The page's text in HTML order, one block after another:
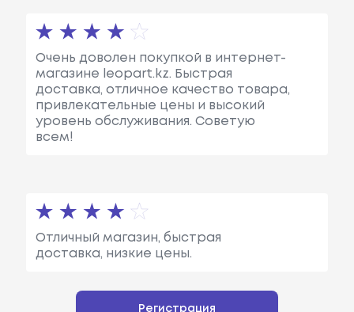
Очень доволен покупкой в интернет-
магазине leopart.kz. Быстрая
доставка, отличное качество товара,
привлекательные цены и высокий
уровень обслуживания. Советую
всем!
Отличный магазин, быстрая
доставка, низкие цены.
Регистрация